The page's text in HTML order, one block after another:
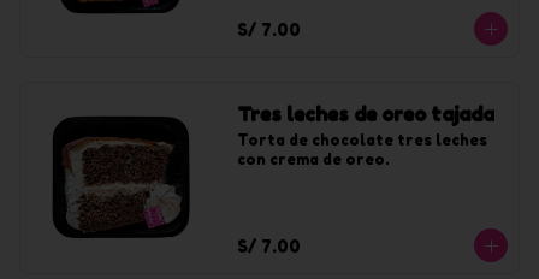
S/ 7.00
Tres leches de oreo tajada
Torta de chocolate tres leches
con crema de oreo.
S/ 7.00